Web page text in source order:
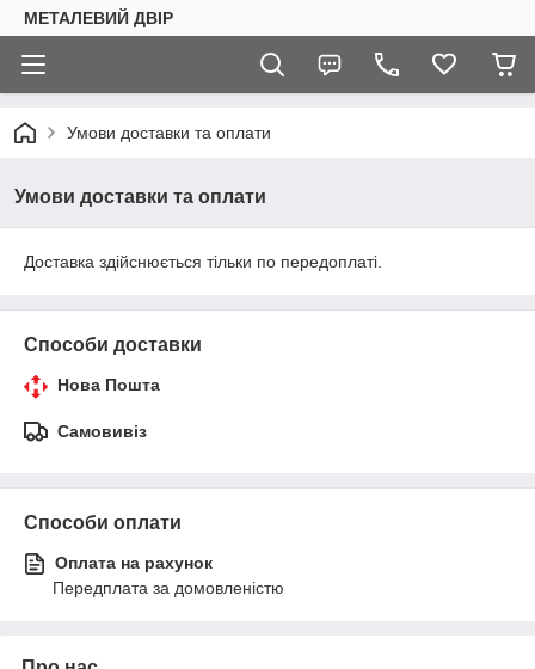
МЕТАЛЕВИЙ ДВІР
Умови доставки та оплати
Умови доставки та оплати
Доставка здійснюється тільки по передоплаті.
Способи доставки
Нова Пошта
Самовивіз
Способи оплати
Оплата на рахунок
Передплата за домовленістю